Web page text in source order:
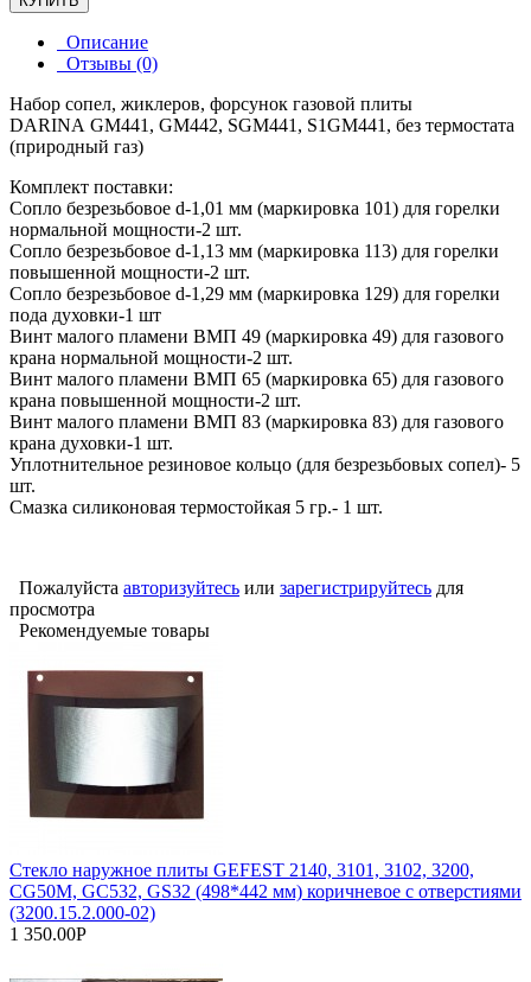
Описание
Отзывы (0)
Набор сопел, жиклеров, форсунок газовой плиты
DARINA GM441, GM442, SGM441, S1GM441, без термостата
(природный газ)
Комплект поставки:
Сопло безрезьбовое d-1,01 мм (маркировка 101) для горелки
нормальной мощности-2 шт.
Сопло безрезьбовое d-1,13 мм (маркировка 113) для горелки
повышенной мощности-2 шт.
Сопло безрезьбовое d-1,29 мм (маркировка 129) для горелки
пода духовки-1 шт
Винт малого пламени ВМП 49 (маркировка 49) для газового
крана нормальной мощности-2 шт.
Винт малого пламени ВМП 65 (маркировка 65) для газового
крана повышенной мощности-2 шт.
Винт малого пламени ВМП 83 (маркировка 83) для газового
крана духовки-1 шт.
Уплотнительное резиновое кольцо (для безрезьбовых сопел)- 5
шт.
Смазка силиконовая термостойкая 5 гр.- 1 шт.
Пожалуйста авторизуйтесь или зарегистрируйтесь для
просмотра
Рекомендуемые товары
Стекло наружное плиты GEFEST 2140, 3101, 3102, 3200,
CG50M, GC532, GS32 (498*442 мм) коричневое с отверстиями
(3200.15.2.000-02)
1 350.00Р